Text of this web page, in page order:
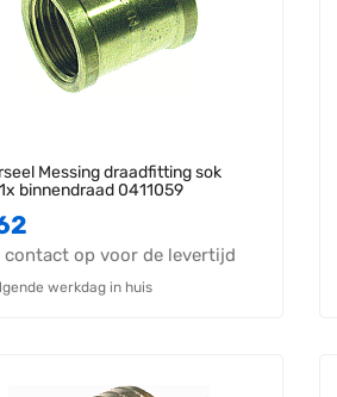
Messing draadfitting sok
binnendraad 0411059
contact op voor de levertijd
werkdag in huis